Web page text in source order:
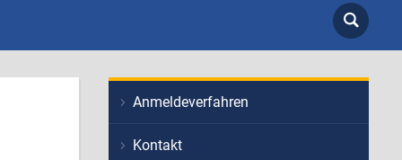
Anmeldeverfahren
Kontakt